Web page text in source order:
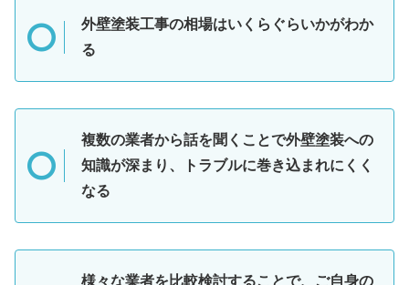
外壁塗装工事の相場はいくらぐらいかがわか
る
複数の業者から話を聞くことで外壁塗装への
知識が深まり、トラブルに巻き込まれにくく
なる
様々な業者を比較検討することで、ご自身の